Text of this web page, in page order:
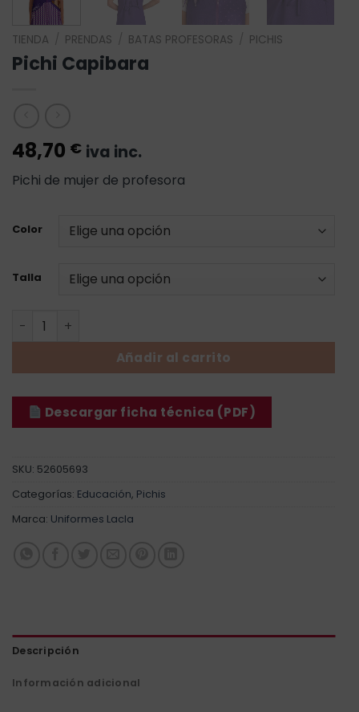
TIENDA PRENDAS BATAS PROFESORAS PICHIS
Pichi Capibara
48,70 € iva inc.
Pichi de mujer de profesora
Color
Talla
Pichi Capibara cantidad
Añadir al carrito
Descargar ficha técnica (PDF)
SKU: 52605693
Categorías: Educación, Pichis
Marca: Uniformes Lacla
Descripción
Información adicional